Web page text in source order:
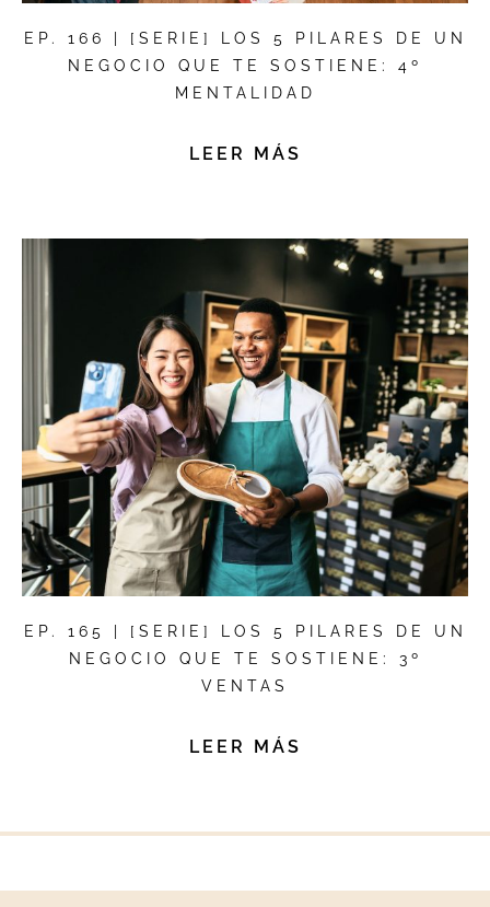
EP. 166 | [SERIE] LOS 5 PILARES DE UN
NEGOCIO QUE TE SOSTIENE: 4º
MENTALIDAD
LEER MÁS
EP. 165 | [SERIE] LOS 5 PILARES DE UN
NEGOCIO QUE TE SOSTIENE: 3º
VENTAS
LEER MÁS